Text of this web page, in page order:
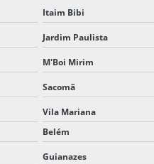
SUPER CONE DE SINALIZAÇÃO
TENDA CHAPÉU DE BRUXA 10X10
TENDA CHAPÉU DE BRUXA 3X3
TENDA CHAPÉU DE BRUXA 4X4
TENDA CHAPÉU DE BRUXA 5X5
Itaim Bibi
Jardim Paulista
M'Boi Mirim
Sacomã
Vila Mariana
Belém
Guianazes